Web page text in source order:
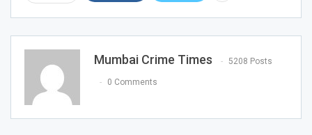
Mumbai Crime Times 5208 Posts
0 Comments